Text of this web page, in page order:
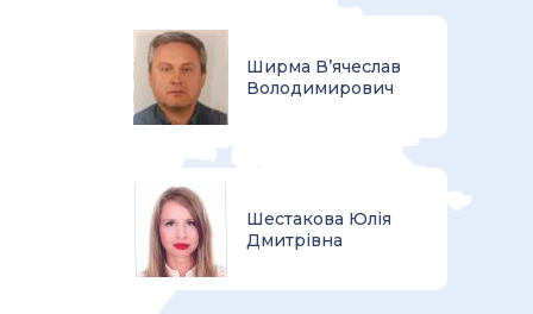
Ширма В’ячеслав
Володимирович
Шестакова Юлія
Дмитрівна